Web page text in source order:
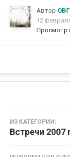
Автор
12
Просмотр
ИЗ КАТЕГОРИИ:
Встречи 2007